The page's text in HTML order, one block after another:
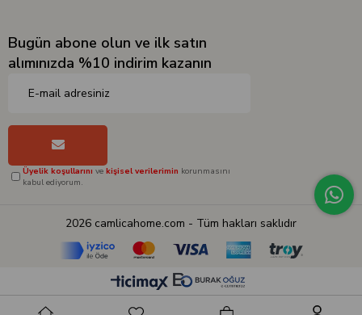
Bugün abone olun ve ilk satın
alımınızda %10 indirim kazanın
Üyelik koşullarını ve kişisel verilerimin korunmasını
kabul ediyorum.
2026 camlicahome.com - Tüm hakları saklıdır